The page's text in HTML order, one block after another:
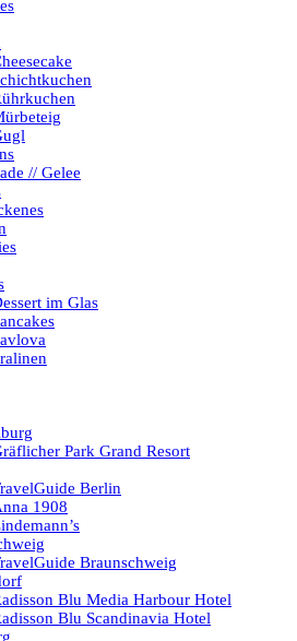
// Gelee
im Glas
Park Grand Resort
Berlin
1908
Braunschweig
Blu Media Harbour Hotel
Blu Scandinavia Hotel